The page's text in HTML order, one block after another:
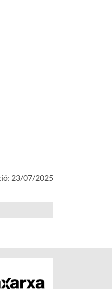
23/07/2025